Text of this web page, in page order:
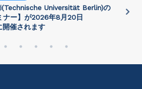
Universität Berlin)の
ナー】が2026年8⽉20⽇
開催されます